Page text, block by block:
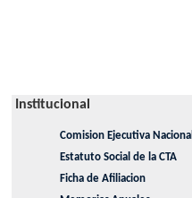
Institucional
Comision Ejecutiva Nacional
Estatuto Social de la CTA
Ficha de Afiliacion